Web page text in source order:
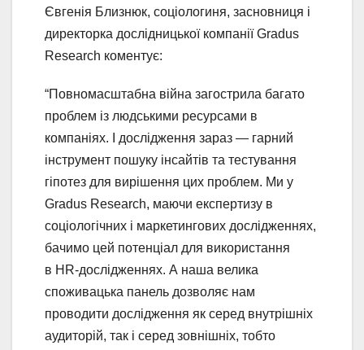
Євгенія Близнюк, соціологиня, засновниця і
директорка дослідницької компанії Gradus
Research коментує:
“Повномасштабна війна загострила багато
проблем із людськими ресурсами в
компаніях. І дослідження зараз — гарний
інструмент пошуку інсайтів та тестування
гіпотез для вирішення цих проблем. Ми у
Gradus Research, маючи експертизу в
соціологічних і маркетингових дослідженнях,
бачимо цей потенціал для використання
в HR-дослідженнях. А наша велика
споживацька панель дозволяє нам
проводити дослідження як серед внутрішніх
аудиторій, так і серед зовнішніх, тобто